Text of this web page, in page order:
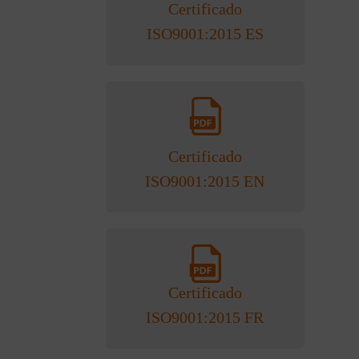
Certificado
ISO9001:2015 ES
Certificado
ISO9001:2015 EN
Certificado
ISO9001:2015 FR